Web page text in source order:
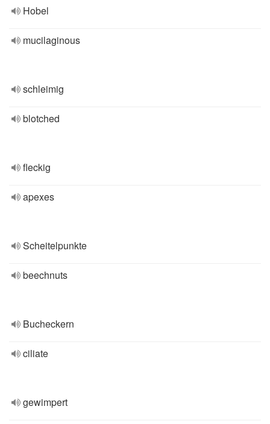
Hobel
mucilaginous
schleimig
blotched
fleckig
apexes
Scheitelpunkte
beechnuts
Bucheckern
ciliate
gewimpert